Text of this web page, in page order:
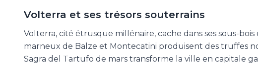
Volterra et ses trésors souterrains
Volterra, cité étrusque millénaire, cache dans ses sous-
marneux de Balze et Montecatini produisent des truffes
Sagra del Tartufo de mars transforme la ville en capitale